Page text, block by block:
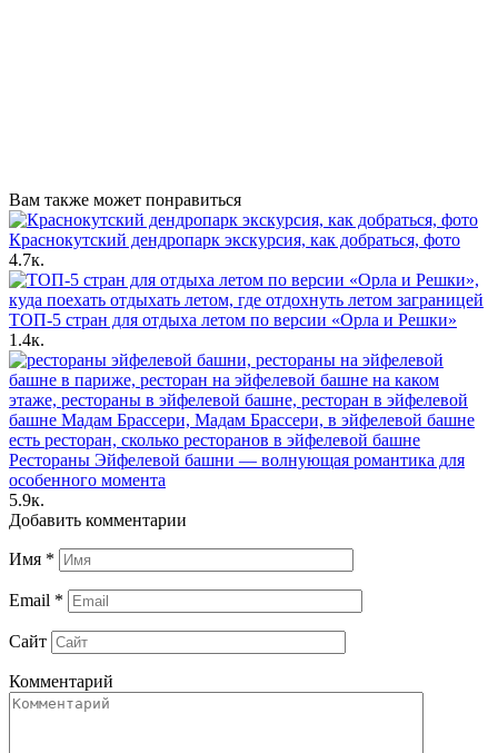
Вам также может понравиться
Краснокутский дендропарк экскурсия, как добраться, фото
4.7к.
ТОП-5 стран для отдыха летом по версии «Орла и Решки»
1.4к.
Рестораны Эйфелевой башни — волнующая романтика для
особенного момента
5.9к.
Добавить комментарии
Имя *
Email *
Сайт
Комментарий